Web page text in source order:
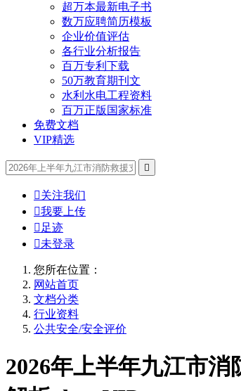
超万本最新电子书
数万应聘简历模板
企业价值评估
各行业分析报告
百万专利下载
50万教育期刊文
水利水电工程资料
百万正版国家标准
免费文档
VIP精选

关注我们
我要上传
 足迹
未登录
您所在位置：
网站首页
文档分类
行业资料
公共安全/安全评价
2026年上半年九江市